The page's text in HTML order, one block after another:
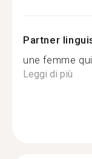
Partner
une femme
Leggi di più